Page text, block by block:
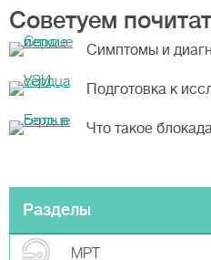
Советуем
Симптомы и
Подготовка к
Что такое
Разделы
МРТ